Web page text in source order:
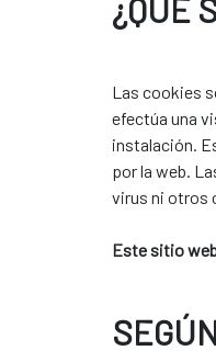
¿QUÉ
Las cookies
efectúa una
instalación.
por la web.
virus ni otros
Este sitio